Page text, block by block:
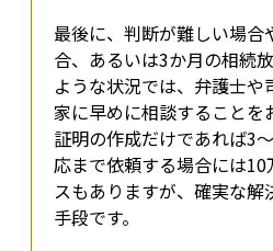
最後に、判断が難しい場合
合、あるいは3か月の相続
ような状況では、弁護士や
家に早めに相談することを
証明の作成だけであれば3
応まで依頼する場合には
スもありますが、確実な解
手段です。